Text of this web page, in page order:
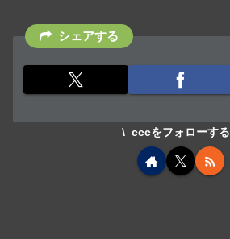
シェアする
cccをフォローする